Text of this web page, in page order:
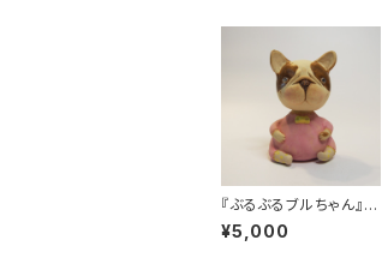
『ぶるぶるブルちゃん』フ
レンチブルドッグ置物
¥5,000